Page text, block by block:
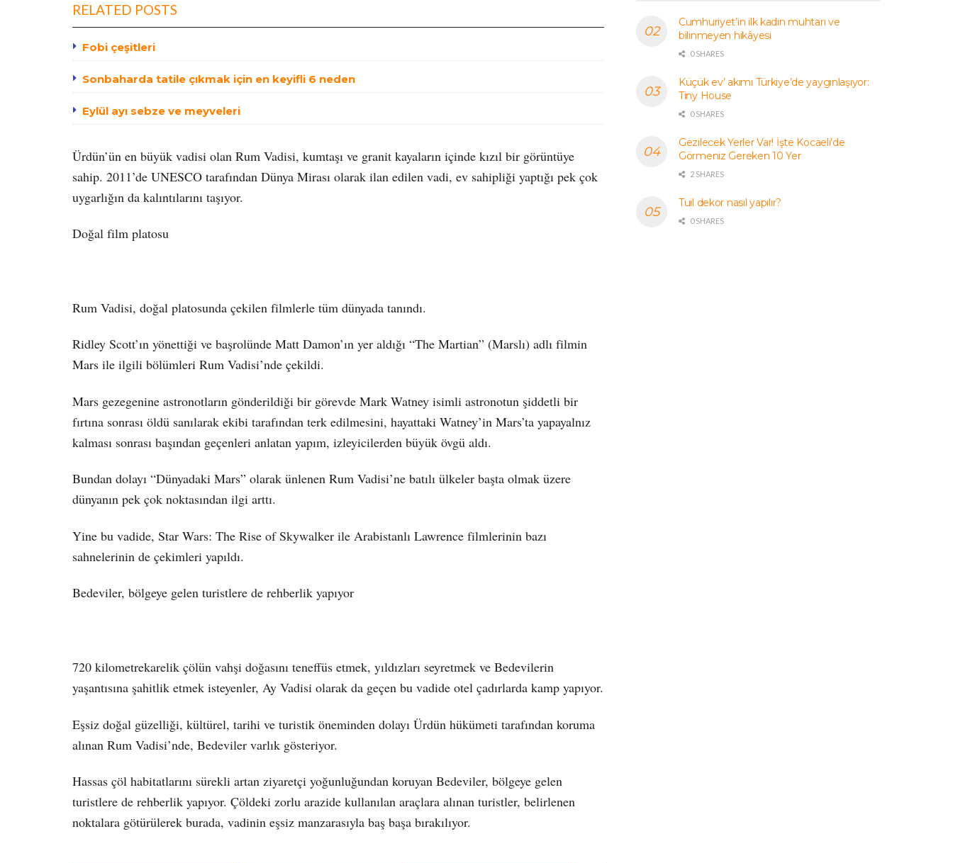
RELATED POSTS
Fobi çeşitleri
Sonbaharda tatile çıkmak için en keyifli 6 neden
Eylül ayı sebze ve meyveleri
Ürdün’ün en büyük vadisi olan Rum Vadisi, kumtaşı ve granit kayaların içinde kızıl bir görüntüye
sahip. 2011’de UNESCO tarafından Dünya Mirası olarak ilan edilen vadi, ev sahipliği yaptığı pek çok
uygarlığın da kalıntılarını taşıyor.
Doğal film platosu
Rum Vadisi, doğal platosunda çekilen filmlerle tüm dünyada tanındı.
Ridley Scott’ın yönettiği ve başrolünde Matt Damon’ın yer aldığı “The Martian” (Marslı) adlı filmin
Mars ile ilgili bölümleri Rum Vadisi’nde çekildi.
Mars gezegenine astronotların gönderildiği bir görevde Mark Watney isimli astronotun şiddetli bir
fırtına sonrası öldü sanılarak ekibi tarafından terk edilmesini, hayattaki Watney’in Mars’ta yapayalnız
kalması sonrası başından geçenleri anlatan yapım, izleyicilerden büyük övgü aldı.
Bundan dolayı “Dünyadaki Mars” olarak ünlenen Rum Vadisi’ne batılı ülkeler başta olmak üzere
dünyanın pek çok noktasından ilgi arttı.
Yine bu vadide, Star Wars: The Rise of Skywalker ile Arabistanlı Lawrence filmlerinin bazı
sahnelerinin de çekimleri yapıldı.
Bedeviler, bölgeye gelen turistlere de rehberlik yapıyor
720 kilometrekarelik çölün vahşi doğasını teneffüs etmek, yıldızları seyretmek ve Bedevilerin
yaşantısına şahitlik etmek isteyenler, Ay Vadisi olarak da geçen bu vadide otel çadırlarda kamp yapıyor.
Eşsiz doğal güzelliği, kültürel, tarihi ve turistik öneminden dolayı Ürdün hükümeti tarafından koruma
alınan Rum Vadisi’nde, Bedeviler varlık gösteriyor.
Hassas çöl habitatlarını sürekli artan ziyaretçi yoğunluğundan koruyan Bedeviler, bölgeye gelen
turistlere de rehberlik yapıyor. Çöldeki zorlu arazide kullanılan araçlara alınan turistler, belirlenen
noktalara götürülerek burada, vadinin eşsiz manzarasıyla baş başa bırakılıyor.
Cumhuriyet’in ilk kadın muhtarı ve
bilinmeyen hikâyesi
0 SHARES
Küçük ev’ akımı Türkiye’de yaygınlaşıyor:
Tiny House
0 SHARES
Gezilecek Yerler Var! İşte Kocaeli’de
Görmeniz Gereken 10 Yer
2 SHARES
Tuil dekor nasıl yapılır?
0 SHARES